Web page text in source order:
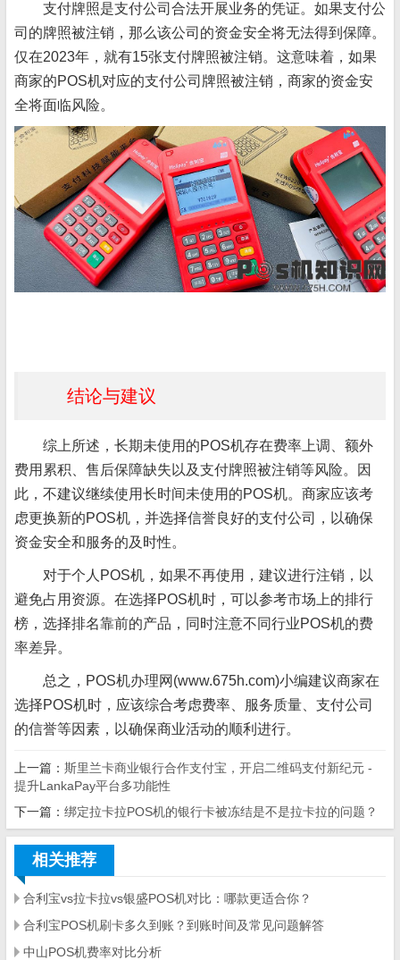
支付牌照是支付公司合法开展业务的凭证。如果支付公
司的牌照被注销，那么该公司的资金安全将无法得到保障。
仅在2023年，就有15张支付牌照被注销。这意味着，如果
商家的POS机对应的支付公司牌照被注销，商家的资金安
全将面临风险。
结论与建议
综上所述，长期未使用的POS机存在费率上调、额外
费用累积、售后保障缺失以及支付牌照被注销等风险。因
此，不建议继续使用长时间未使用的POS机。商家应该考
虑更换新的POS机，并选择信誉良好的支付公司，以确保
资金安全和服务的及时性。
对于个人POS机，如果不再使用，建议进行注销，以
避免占用资源。在选择POS机时，可以参考市场上的排行
榜，选择排名靠前的产品，同时注意不同行业POS机的费
率差异。
总之，POS机办理网(www.675h.com)小编建议商家在
选择POS机时，应该综合考虑费率、服务质量、支付公司
的信誉等因素，以确保商业活动的顺利进行。
上一篇： 斯里兰卡商业银行合作支付宝，开启二维码支付新纪元 -
提升LankaPay平台多功能性
下一篇： 绑定拉卡拉POS机的银行卡被冻结是不是拉卡拉的问题？
相关推荐
合利宝vs拉卡拉vs银盛POS机对比：哪款更适合你？
合利宝POS机刷卡多久到账？到账时间及常见问题解答
中山POS机费率对比分析